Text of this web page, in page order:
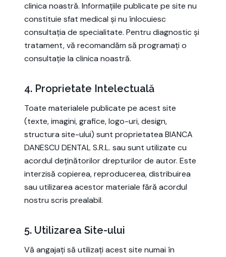
clinica noastră. Informațiile publicate pe site nu
constituie sfat medical și nu înlocuiesc
consultația de specialitate. Pentru diagnostic și
tratament, vă recomandăm să programați o
consultație la clinica noastră.
4. Proprietate Intelectuală
Toate materialele publicate pe acest site
(texte, imagini, grafice, logo-uri, design,
structura site-ului) sunt proprietatea BIANCA
DANESCU DENTAL S.R.L. sau sunt utilizate cu
acordul deținătorilor drepturilor de autor. Este
interzisă copierea, reproducerea, distribuirea
sau utilizarea acestor materiale fără acordul
nostru scris prealabil.
5. Utilizarea Site-ului
Vă angajați să utilizați acest site numai în